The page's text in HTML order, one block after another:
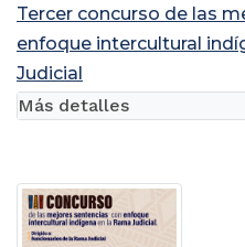
Tercer concurso de las
enfoque intercultural
Judicial
Más detalles